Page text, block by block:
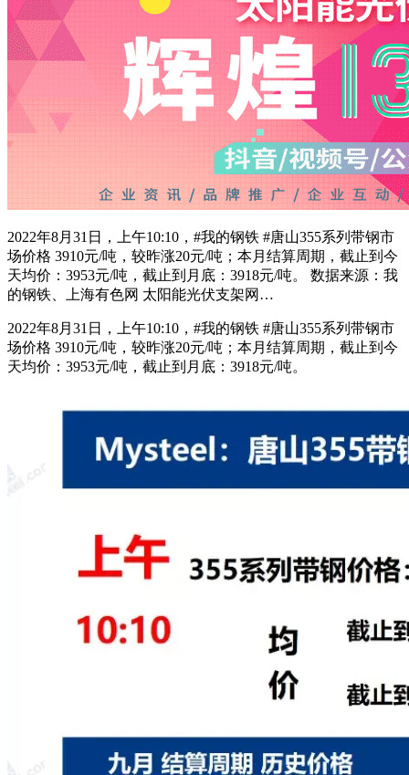
2022年8月31日，上午10:10，#我的钢铁 #唐山355系列带钢市
场价格 3910元/吨，较昨涨20元/吨；本月结算周期，截止到今
天均价：3953元/吨，截止到月底：3918元/吨。 数据来源：我
的钢铁、上海有色网 太阳能光伏支架网…
2022年8月31日，上午10:10，#我的钢铁 #唐山355系列带钢市
场价格 3910元/吨，较昨涨20元/吨；本月结算周期，截止到今
天均价：3953元/吨，截止到月底：3918元/吨。